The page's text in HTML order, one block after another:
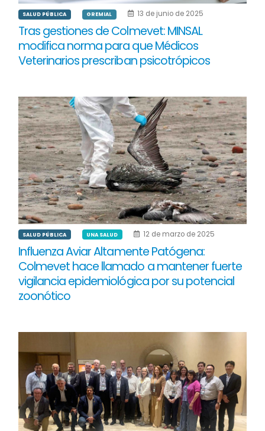
SALUD PÚBLICA GREMIAL 13 de junio de 2025
Tras gestiones de Colmevet: MINSAL
modifica norma para que Médicos
Veterinarios prescriban psicotrópicos
SALUD PÚBLICA UNA SALUD 12 de marzo de 2025
Influenza Aviar Altamente Patógena:
Colmevet hace llamado a mantener fuerte
vigilancia epidemiológica por su potencial
zoonótico